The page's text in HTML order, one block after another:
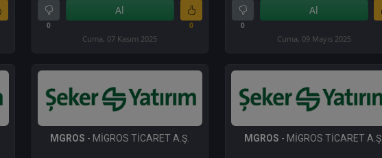
0
Al
0
Cuma, 07 Kasım 2025
0
Al
Cuma, 09 Mayıs 2025
MGROS - MİGROS TİCARET A.Ş. MGROS - MİGROS TİCARET A.Ş.